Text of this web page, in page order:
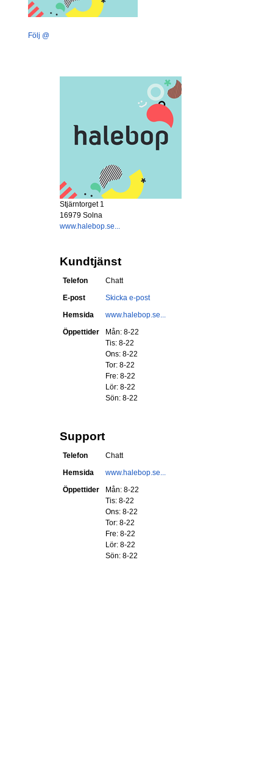
Följ @
Stjärntorget 1
16979 Solna
www.halebop.se...
Kundtjänst
Telefon
Chatt
E-post
Skicka e-post
Hemsida
www.halebop.se...
Öppettider
Mån: 8-22
Tis: 8-22
Ons: 8-22
Tor: 8-22
Fre: 8-22
Lör: 8-22
Sön: 8-22
Support
Telefon
Chatt
Hemsida
www.halebop.se...
Öppettider
Mån: 8-22
Tis: 8-22
Ons: 8-22
Tor: 8-22
Fre: 8-22
Lör: 8-22
Sön: 8-22